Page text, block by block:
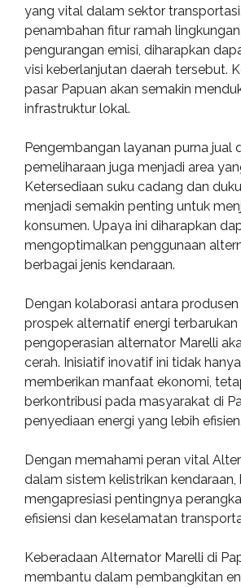
yang vital dalam sektor
penambahan fitur ramah
pengurangan emisi, diharapkan
visi keberlanjutan daerah tersebut.
pasar Papuan akan semakin
infrastruktur lokal.
Pengembangan layanan purna jual
pemeliharaan juga menjadi area
Ketersediaan suku cadang dan
menjadi semakin penting untuk
konsumen. Upaya ini diharapkan
mengoptimalkan penggunaan
berbagai jenis kendaraan.
Dengan kolaborasi antara
prospek alternatif energi
pengoperasian alternator Marelli
cerah. Inisiatif inovatif ini tidak
memberikan manfaat ekonomi,
berkontribusi pada masyarakat di
penyediaan energi yang lebih efisien.
Dengan memahami peran vital
dalam sistem kelistrikan
mengapresiasi pentingnya
efisiensi dan keselamatan
Keberadaan Alternator Marelli di
membantu dalam pembangkitan